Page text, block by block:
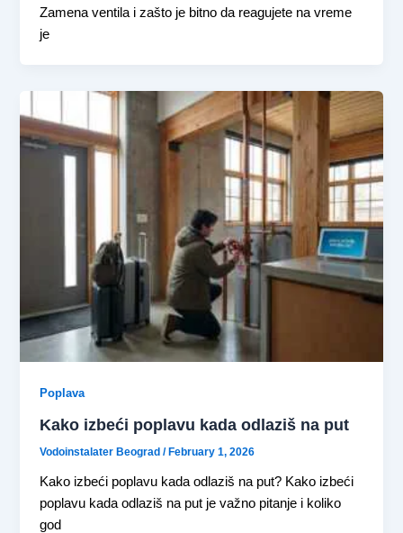
Zamena ventila i zašto je bitno da reagujete na vreme
je
Poplava
Kako izbeći poplavu kada odlaziš na put
Vodoinstalater Beograd/ February 1, 2026
Kako izbeći poplavu kada odlaziš na put? Kako izbeći
poplavu kada odlaziš na put je važno pitanje i koliko
god